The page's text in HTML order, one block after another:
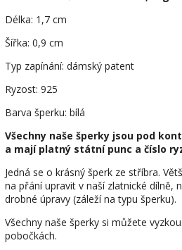
Délka: 1,7 cm
Šířka: 0,9 cm
Typ zapínání: dámský patent
Ryzost: 925
Barva šperku: bílá
Všechny naše šperky jsou pod
a mají platný státní punc a číslo
Jedná se o krásný šperk ze stříbra.
na přání upravit v naší zlatnické dílně,
drobné úpravy (záleží na typu šperku).
Všechny naše šperky si můžete
pobočkách.